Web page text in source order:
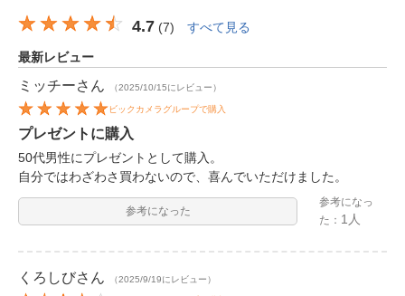
4.7 (7) すべて見る
最新レビュー
ミッチーさん （2025/10/15にレビュー）
ビックカメラグループで購入
プレゼントに購入
50代男性にプレゼントとして購入。
自分ではわざわさ買わないので、喜んでいただけました。
参考になった
参考になっ
た： 1人
くろしびさん （2025/9/19にレビュー）